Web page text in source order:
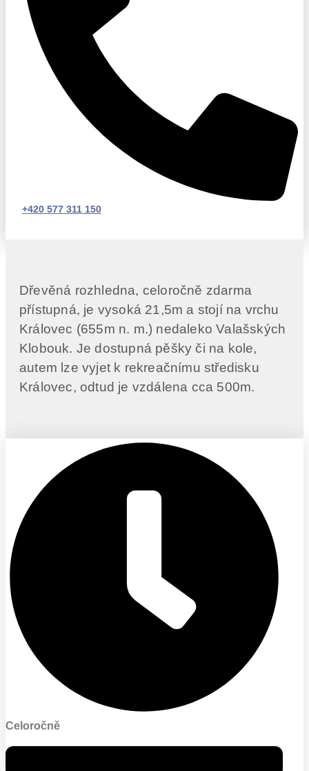
+420 577 311 150
Dřevěná rozhledna, celoročně zdarma
přístupná, je vysoká 21,5m a stojí na vrchu
Královec (655m n. m.) nedaleko Valašských
Klobouk. Je dostupná pěšky či na kole,
autem lze vyjet k rekreačnímu středisku
Královec, odtud je vzdálena cca 500m.
Celoročně